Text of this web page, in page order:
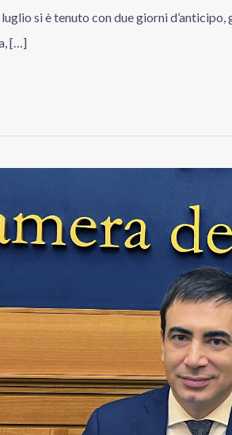
si è tenuto con due giorni
[…]